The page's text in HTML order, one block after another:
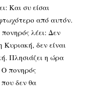
Και συ είσαι
από αυτόν.
λέει: Δεν
Κυριακή, δεν είναι
Πλησιάζει η ώρα
Ο πονηρός
δεν θα